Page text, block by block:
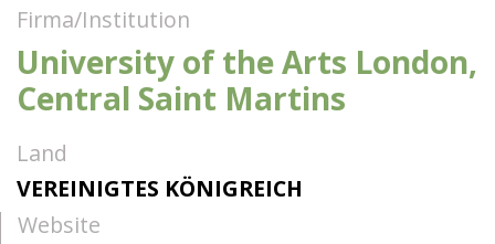
Firma/Institution
University of the Arts London,
Central Saint Martins
Land
VEREINIGTES KÖNIGREICH
Website